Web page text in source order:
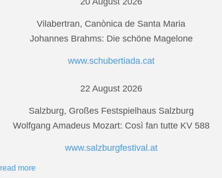
Vilabertran, Canònica de Santa Maria
Johannes Brahms: Die schöne Magelone
www.schubertiada.cat
22 August 2026
Salzburg, Großes Festspielhaus Salzburg
Wolfgang Amadeus Mozart: Così fan tutte KV 588
www.salzburgfestival.at
read more